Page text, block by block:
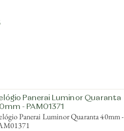
Panerai Luminor Quaranta
- PAM01371
Panerai Luminor Quaranta 40mm -